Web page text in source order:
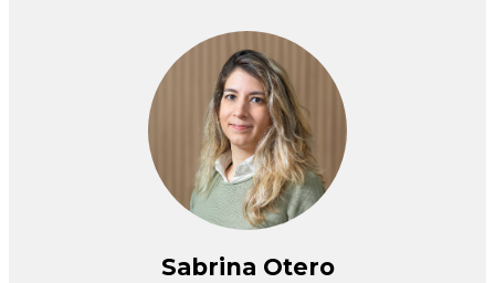
Sabrina Otero